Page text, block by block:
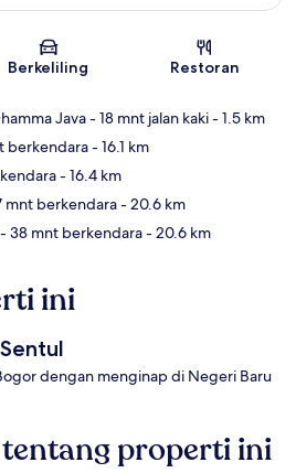
Berkeliling Restoran
Java- 18 mnt jalan kaki- 1.5 km
berkendara- 16.1 km
- 16.4 km
mnt berkendara- 20.6 km
- 38 mnt berkendara- 20.6 km
ini
dengan menginap di Negeri Baru
properti ini